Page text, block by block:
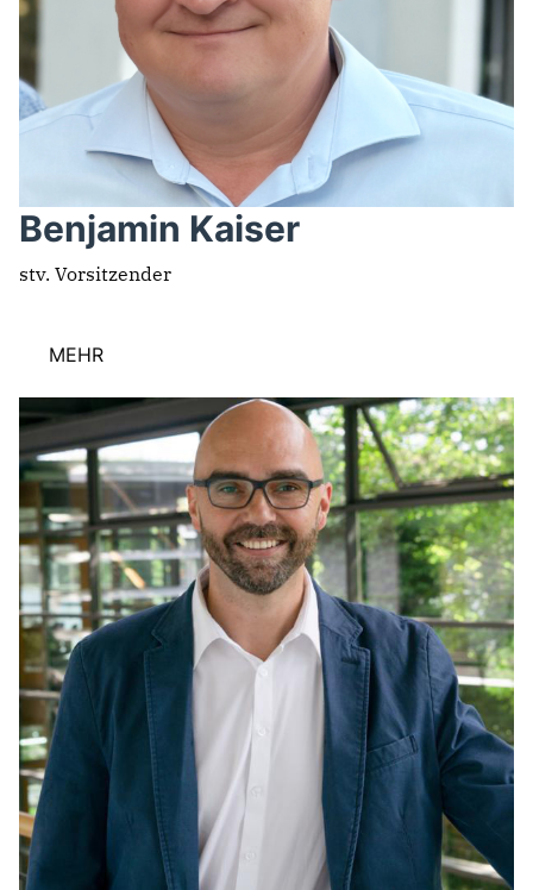
Benjamin Kaiser
stv. Vorsitzender
MEHR